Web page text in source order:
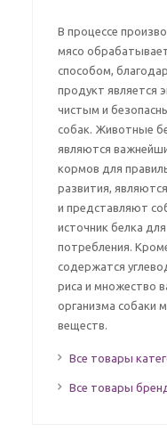
В процессе
мясо
способом,
продукт является
чистым и
собак. Животные
являются
кормов для
развития,
и представляют
источник белка
потребления.
содержатся
риса и множество
организма собаки
веществ.
Все товары
Все товары